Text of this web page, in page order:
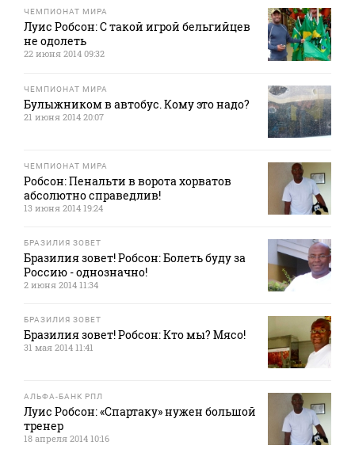
ЧЕМПИОНАТ МИРА
Луис Робсон: С такой игрой бельгийцев
не одолеть
22 июня 2014 09:32
ЧЕМПИОНАТ МИРА
Булыжником в автобус. Кому это надо?
21 июня 2014 20:07
ЧЕМПИОНАТ МИРА
Робсон: Пенальти в ворота хорватов
абсолютно справедлив!
13 июня 2014 19:24
БРАЗИЛИЯ ЗОВЕТ
Бразилия зовет! Робсон: Болеть буду за
Россию - однозначно!
2 июня 2014 11:34
БРАЗИЛИЯ ЗОВЕТ
Бразилия зовет! Робсон: Кто мы? Мясо!
31 мая 2014 11:41
АЛЬФА-БАНК РПЛ
Луис Робсон: «Спартаку» нужен большой
тренер
18 апреля 2014 10:16